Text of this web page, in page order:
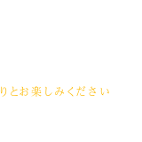
とお楽しみください